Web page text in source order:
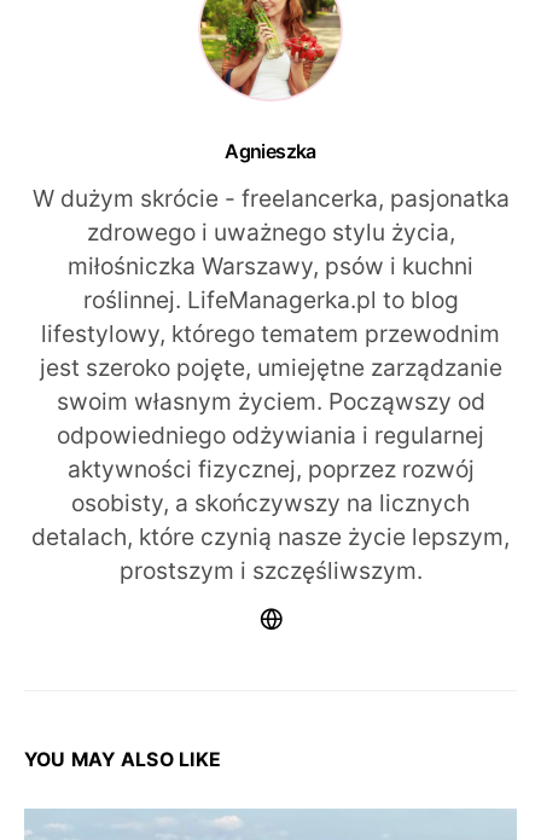
Agnieszka
W dużym skrócie - freelancerka, pasjonatka
zdrowego i uważnego stylu życia,
miłośniczka Warszawy, psów i kuchni
roślinnej. LifeManagerka.pl to blog
lifestylowy, którego tematem przewodnim
jest szeroko pojęte, umiejętne zarządzanie
swoim własnym życiem. Począwszy od
odpowiedniego odżywiania i regularnej
aktywności fizycznej, poprzez rozwój
osobisty, a skończywszy na licznych
detalach, które czynią nasze życie lepszym,
prostszym i szczęśliwszym.
YOU MAY ALSO LIKE